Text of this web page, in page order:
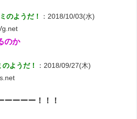
のようだ！
：2018/10/03(水)
のか
ようだ！
：2018/09/27(木)
ーーーー！！！